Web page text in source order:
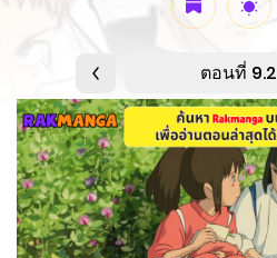
ตอนที่ 9.2